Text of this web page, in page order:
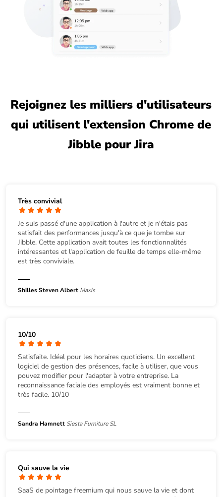
Rejoignez les milliers d'utilisateurs
qui utilisent l'extension Chrome de
Jibble pour Jira
Très convivial
Je suis passé d'une application à l'autre et je n'étais pas
satisfait des performances jusqu'à ce que je tombe sur
Jibble. Cette application avait toutes les fonctionnalités
intéressantes et l'application de feuille de temps elle-même
est très conviviale.
Shilles Steven Albert Maxis
10/10
Satisfaite. Idéal pour les horaires quotidiens. Un excellent
logiciel de gestion des présences, facile à utiliser, que vous
pouvez modifier pour l'adapter à votre entreprise. La
reconnaissance faciale des employés est vraiment bonne et
très facile. 10/10
Sandra Hamnett Siesta Furniture SL
Qui sauve la vie
SaaS de pointage freemium qui nous sauve la vie et dont